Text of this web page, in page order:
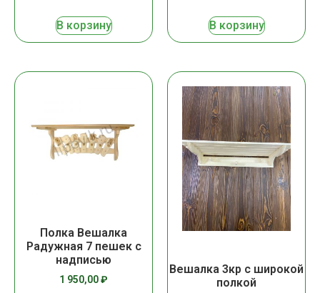
В корзину В корзину
Полка Вешалка
Радужная 7 пешек с
надписью
1 950,00₽
Вешалка 3кр с широкой
полкой